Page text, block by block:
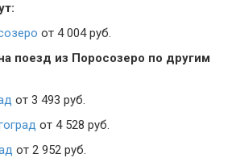
от 4 004 руб.
поезд из Поросозеро по другим
от 3 493 руб.
от 4 528 руб.
от 2 952 руб.